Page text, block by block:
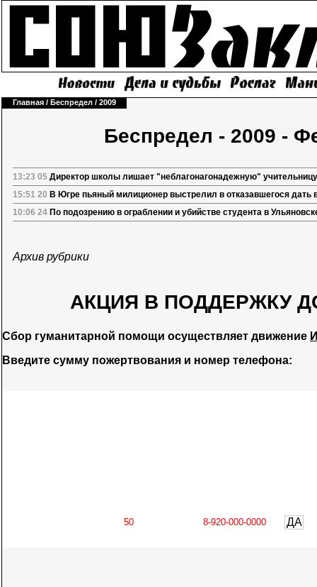
Главная / Беспредел / 2009
Беспредел - 2009 -
13:23 05 Директор школы лишает "неблагонагонадежную"
15:51 20 В Югре пьяный милиционер выстрелил в отказавшегося дать
10:06 24 По подозрению в ограблении и убийстве студента в
Архив рубрики
АКЦИЯ В ПОДДЕРЖКУ
Сбор гуманитарной помощи осуществляет движение
Введите сумму пожертвования и номер телефона:
ДА